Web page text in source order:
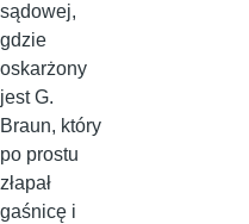
sądowej,
gdzie
oskarżony
jest G.
Braun, który
po prostu
złapał
gaśnicę i